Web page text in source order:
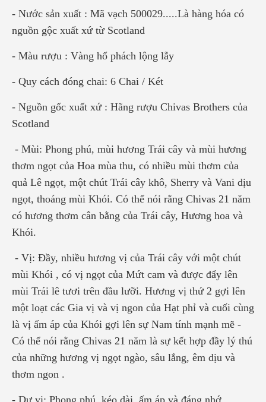
- Nước sản xuất : Mã vạch 500029.....Là hàng hóa có
nguồn gộc xuất xứ từ Scotland
- Màu rượu : Vàng hổ phách lộng lẫy
- Quy cách đóng chai: 6 Chai / Két
- Nguồn gốc xuất xứ : Hãng rượu Chivas Brothers của
Scotland
- Mùi: Phong phú, mùi hương Trái cây và mùi hương
thơm ngọt của Hoa mùa thu, có nhiều mùi thơm của
quả Lê ngọt, một chút Trái cây khô, Sherry và Vani dịu
ngọt, thoáng mùi Khói. Có thể nói rằng Chivas 21 năm
có hương thơm cân bằng của Trái cây, Hương hoa và
Khói.
- Vị: Đầy, nhiều hương vị của Trái cây với một chút
mùi Khói , có vị ngọt của Mứt cam và được đẩy lên
mùi Trái lê tươi trên đầu lưỡi. Hương vị thứ 2 gợi lên
một loạt các Gia vị và vị ngon của Hạt phỉ và cuối cùng
là vị ấm áp của Khói gợi lên sự Nam tính mạnh mẽ -
Có thể nói rằng Chivas 21 năm là sự kết hợp đầy lý thú
của những hương vị ngọt ngào, sâu lắng, êm dịu và
thơm ngon .